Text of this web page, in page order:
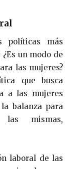
políticas más
un modo de
las mujeres?
que busca
a las mujeres
balanza para
mismas,
laboral de las